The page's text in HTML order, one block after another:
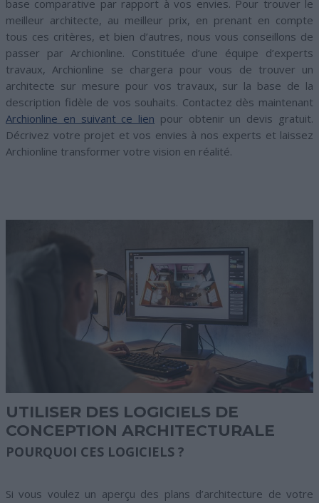
base comparative par rapport à vos envies. Pour trouver le
meilleur architecte, au meilleur prix, en prenant en compte
tous ces critères, et bien d’autres, nous vous conseillons de
passer par Archionline. Constituée d’une équipe d’experts
travaux, Archionline se chargera pour vous de trouver un
architecte sur mesure pour vos travaux, sur la base de la
description fidèle de vos souhaits. Contactez dès maintenant
Archionline en suivant ce lien pour obtenir un devis gratuit.
Décrivez votre projet et vos envies à nos experts et laissez
Archionline transformer votre vision en réalité.
UTILISER DES LOGICIELS DE
CONCEPTION ARCHITECTURALE
POURQUOI CES LOGICIELS ?
Si vous voulez un aperçu des plans d’architecture de votre